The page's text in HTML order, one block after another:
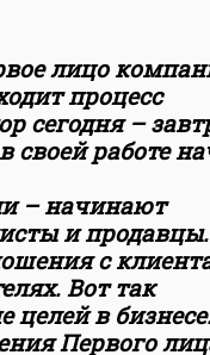
лицо
процесс
сегодня –
своей работе
– начинают
и
с
Вот так
целей в
Первого